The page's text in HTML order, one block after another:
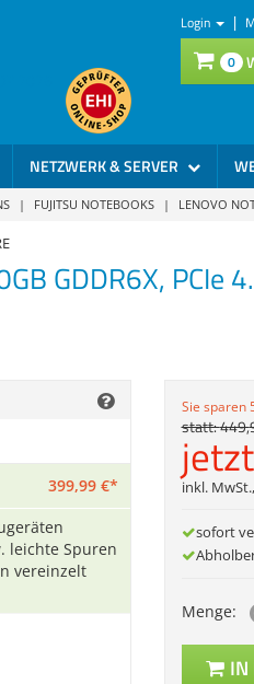
Login |
0
NETZWERK & SERVER
| FUJITSU NOTEBOOKS | LENOVO
GDDR6X, PCIe
399,99 €*
leichte Spuren
vereinzelt
Sie sparen
statt:449,
inkl. MwSt.,
sofort
Menge:
IN